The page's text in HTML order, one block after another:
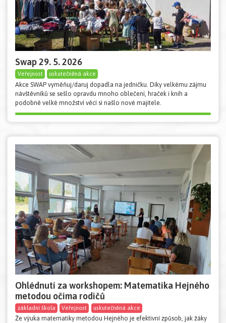
Swap 29. 5. 2026
Veřejnost uskutečněná akce
Akce SWAP vyměňuj/daruj dopadla na jedničku. Díky velkému zájmu
návštěvníků se sešlo opravdu mnoho oblečení, hraček i knih a
podobně velké množství věcí si našlo nové majitele.
Ohlédnutí za workshopem: Matematika Hejného
metodou očima rodičů
základní škola Veřejnost uskutečněná akce
Že výuka matematiky metodou Hejného je efektivní způsob, jak žáky